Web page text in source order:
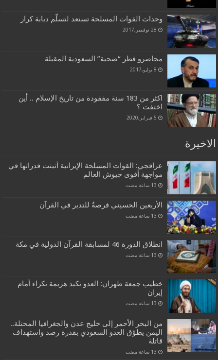
وحدات القوات المسلحة تستعد لتسلّم دبابة كرار
28 نوفمبر,2017
محاصرو قطر “ضحية” السعودية المقبلة
8 يوليو,2017
اكثر من 183 سنة مفقودة من تاريخ الإسلام .. أين
اختفت ؟
5 فبراير,2020
الاخيرة
عراقجي: القوات المسلحة الإيرانية أثبتت قدراتها في
مواجهة أقوى جيوش العالم
الأربعين الحسيني فرصةٌ للتدبر في القرآن
انطلاق الدورة 46 لمسابقة القرآن الدولية في مكة
خطيب جمعة طهران: العدو تكبد هزيمة نكراء أمام
إيران
من البحر الأحمر إلى خليج عدن والجغرافيا المحتلة..
اليمن يطوّق العدو السعودي بقدرة رصد واستهداف
قاتلة